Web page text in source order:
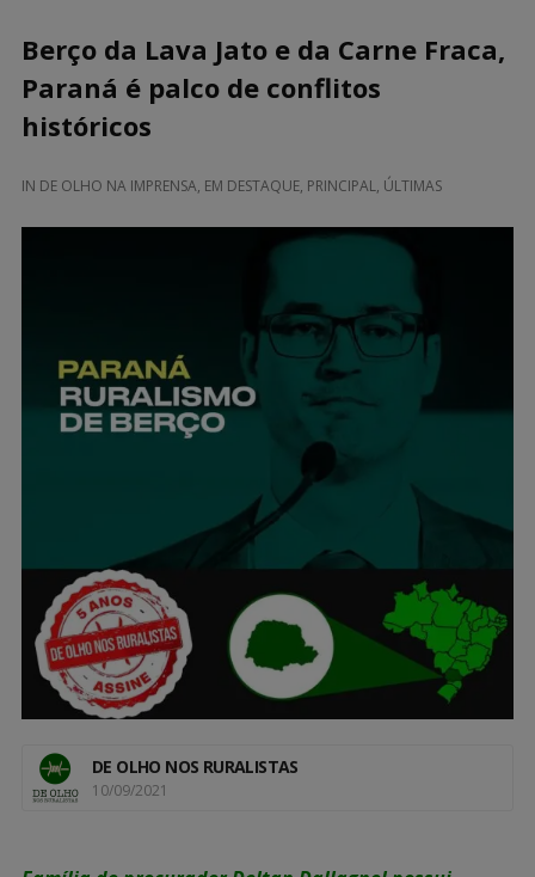
Berço da Lava Jato e da Carne Fraca,
Paraná é palco de conflitos
históricos
IN DE OLHO NA IMPRENSA, EM DESTAQUE, PRINCIPAL, ÚLTIMAS
DE OLHO NOS RURALISTAS
10/09/2021